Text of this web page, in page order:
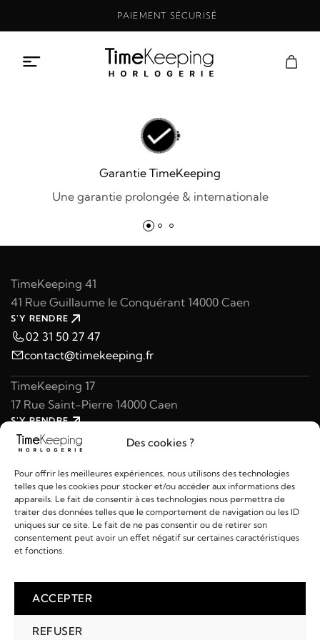
Des cookies ?
Pour offrir les meilleures expériences, nous utilisons des technologies
telles que les cookies pour stocker et/ou accéder aux informations des
appareils. Le fait de consentir à ces technologies nous permettra de
traiter des données telles que le comportement de navigation ou les ID
uniques sur ce site. Le fait de ne pas consentir ou de retirer son
consentement peut avoir un effet négatif sur certaines caractéristiques
et fonctions.
ACCEPTER
REFUSER
PAIEMENT SÉCURISÉ
Garantie TimeKeeping
Une garantie prolongée & internationale
TimeKeeping 41
41 Rue Guillaume le Conquérant 14000 Caen
S'Y RENDRE
02 31 50 27 47
contact@timekeeping.fr
TimeKeeping 17
17 Rue Saint-Pierre 14000 Caen
S'Y RENDRE
02 31 47 49 97
contact@timekeeping.fr
Liens utiles
2026 © TIMEKEEPING - Réalisé par